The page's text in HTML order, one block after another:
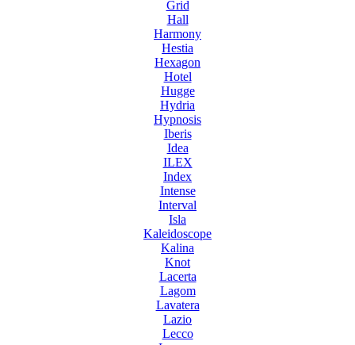
Grid
Hall
Harmony
Hestia
Hexagon
Hotel
Hugge
Hydria
Hypnosis
Iberis
Idea
ILEX
Index
Intense
Interval
Isla
Kaleidoscope
Kalina
Knot
Lacerta
Lagom
Lavatera
Lazio
Lecco